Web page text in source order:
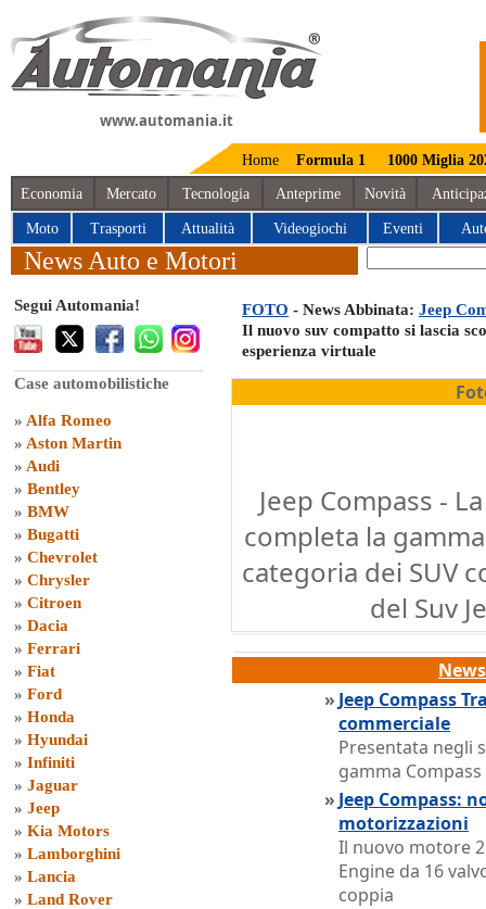
www.automania.it
Home Formula 1 1000 Miglia
Economia Mercato Tecnologia Anteprime Novità
Moto Trasporti Attualità Videogiochi Eventi
News Auto e Motori
Segui Automania!
Case automobilistiche
» Alfa Romeo
» Aston Martin
» Audi
» Bentley
» BMW
» Bugatti
» Chevrolet
» Chrysler
» Citroen
» Dacia
» Ferrari
» Fiat
» Ford
» Honda
» Hyundai
» Infiniti
» Jaguar
» Jeep
» Kia Motors
» Lamborghini
» Lancia
» Land Rover
FOTO - News Abbinata: Jeep
Il nuovo suv compatto si lascia
esperienza virtuale
Jeep Compass -
completa la
categoria dei SUV
del Suv
» Jeep Compass
commerciale
Presentata negli
gamma Compass
» Jeep Compass:
motorizzazioni
Il nuovo motore
Engine da 16
coppia